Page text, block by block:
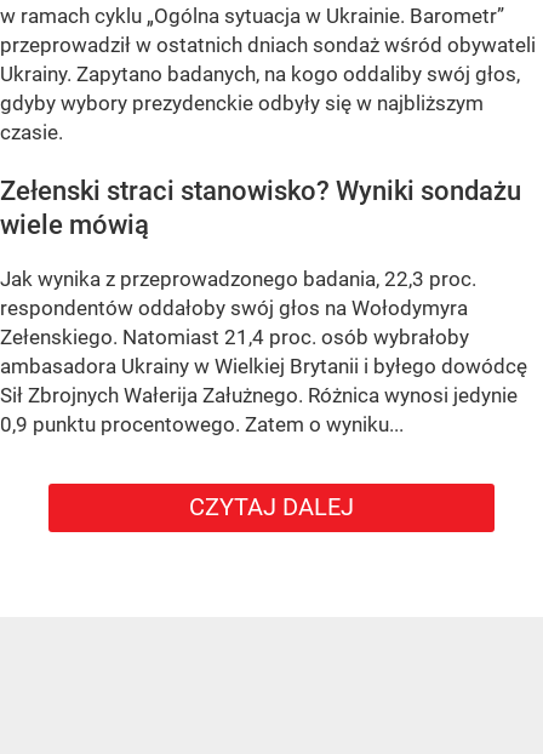
w ramach cyklu „Ogólna sytuacja w Ukrainie. Barometr”
przeprowadził w ostatnich dniach sondaż wśród obywateli
Ukrainy. Zapytano badanych, na kogo oddaliby swój głos,
gdyby wybory prezydenckie odbyły się w najbliższym
czasie.
Zełenski straci stanowisko? Wyniki sondażu
wiele mówią
Jak wynika z przeprowadzonego badania, 22,3 proc.
respondentów oddałoby swój głos na Wołodymyra
Zełenskiego. Natomiast 21,4 proc. osób wybrałoby
ambasadora Ukrainy w Wielkiej Brytanii i byłego dowódcę
Sił Zbrojnych Wałerija Załużnego. Różnica wynosi jedynie
0,9 punktu procentowego. Zatem o wyniku...
CZYTAJ DALEJ